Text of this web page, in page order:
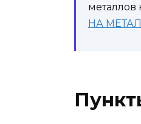
металлов
НА